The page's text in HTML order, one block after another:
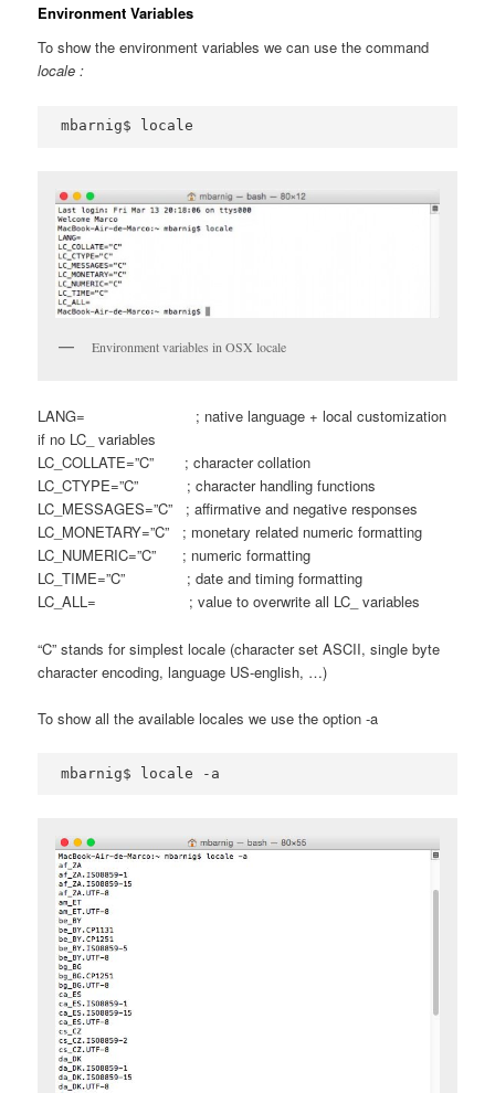
Environment Variables
To show the environment variables we can use the command
locale :
mbarnig$ locale
Environment variables in OSX locale
LANG= ; native language + local customization
if no LC_ variables
LC_COLLATE=”C” ; character collation
LC_CTYPE=”C” ; character handling functions
LC_MESSAGES=”C” ; affirmative and negative responses
LC_MONETARY=”C” ; monetary related numeric formatting
LC_NUMERIC=”C” ; numeric formatting
LC_TIME=”C” ; date and timing formatting
LC_ALL= ; value to overwrite all LC_ variables
“C” stands for simplest locale (character set ASCII, single byte
character encoding, language US-english, …)
To show all the available locales we use the option -a
mbarnig$ locale -a